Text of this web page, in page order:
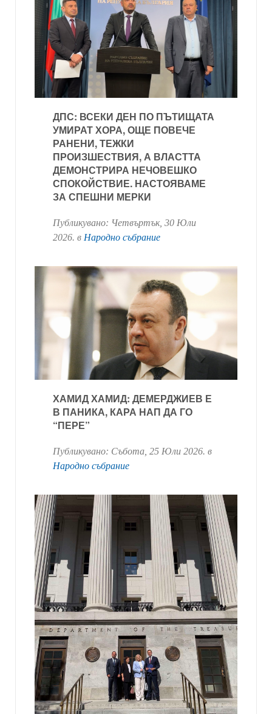
ДПС: ВСЕКИ ДЕН ПО ПЪТИЩАТА
УМИРАТ ХОРА, ОЩЕ ПОВЕЧЕ
РАНЕНИ, ТЕЖКИ
ПРОИЗШЕСТВИЯ, А ВЛАСТТА
ДЕМОНСТРИРА НЕЧОВЕШКО
СПОКОЙСТВИЕ. НАСТОЯВАМЕ
ЗА СПЕШНИ МЕРКИ
Публикувано: Четвъртък, 30 Юли
2026. в Народно събрание
ХАМИД ХАМИД: ДЕМЕРДЖИЕВ Е
В ПАНИКА, КАРА НАП ДА ГО
“ПЕРЕ”
Публикувано: Събота, 25 Юли 2026. в
Народно събрание